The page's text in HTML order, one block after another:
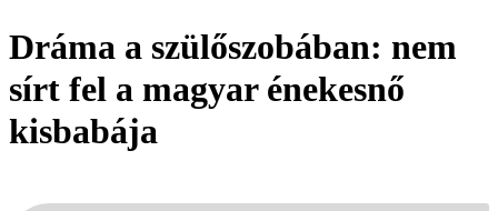
Dráma a szülőszobában: nem
sírt fel a magyar énekesnő
kisbabája